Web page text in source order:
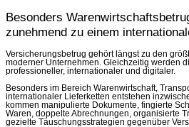
Besonders
zunehmend zu einem
Versicherungsbetrug gehört längst zu den
moderner Unternehmen. Gleichzeitig werden
professioneller, internationaler und digitaler.
Besonders im Bereich Warenwirtschaft,
internationaler Lieferketten entstehen
kommen manipulierte Dokumente, fingierte
Waren, doppelte Abrechnungen, organisierte
gezielte Täuschungsstrategien gegenüber